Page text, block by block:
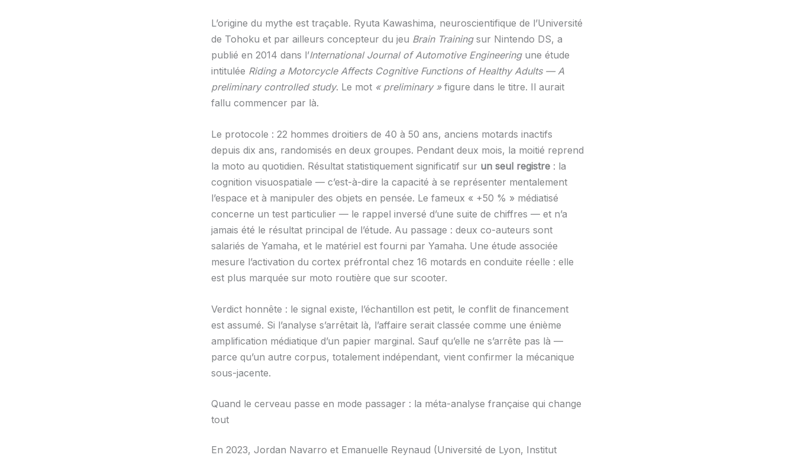
L’origine du mythe est traçable. Ryuta Kawashima, neuroscientifique de l’Université
de Tohoku et par ailleurs concepteur du jeu Brain Trainingsur Nintendo DS, a
publié en 2014 dans l’International Journal of Automotive Engineeringune étude
intitulée Riding a Motorcycle Affects Cognitive Functions of Healthy Adults — A
preliminary controlled study. Le mot « preliminary »figure dans le titre. Il aurait
fallu commencer par là.
Le protocole : 22 hommes droitiers de 40 à 50 ans, anciens motards inactifs
depuis dix ans, randomisés en deux groupes. Pendant deux mois, la moitié reprend
la moto au quotidien. Résultat statistiquement significatif sur un seul registre : la
cognition visuospatiale — c’est-à-dire la capacité à se représenter mentalement
l’espace et à manipuler des objets en pensée. Le fameux « +50 % » médiatisé
concerne un test particulier — le rappel inversé d’une suite de chiffres — et n’a
jamais été le résultat principal de l’étude. Au passage : deux co-auteurs sont
salariés de Yamaha, et le matériel est fourni par Yamaha. Une étude associée
mesure l’activation du cortex préfrontal chez 16 motards en conduite réelle : elle
est plus marquée sur moto routière que sur scooter.
Verdict honnête : le signal existe, l’échantillon est petit, le conflit de financement
est assumé. Si l’analyse s’arrêtait là, l’affaire serait classée comme une énième
amplification médiatique d’un papier marginal. Sauf qu’elle ne s’arrête pas là —
parce qu’un autre corpus, totalement indépendant, vient confirmer la mécanique
sous-jacente.
Quand le cerveau passe en mode passager : la méta-analyse française qui change
tout
En 2023, Jordan Navarro et Emanuelle Reynaud (Université de Lyon, Institut